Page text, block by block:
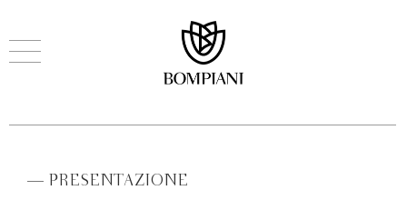
— PRESENTAZIONE